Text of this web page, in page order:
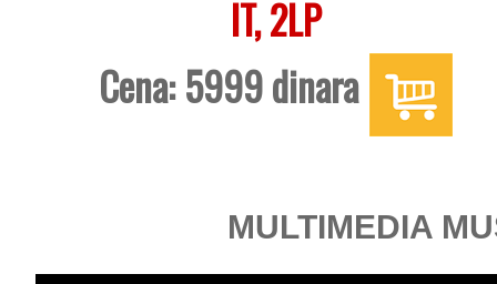
IT, 2LP
Cena: 5999 dinara
MULTIMEDIA